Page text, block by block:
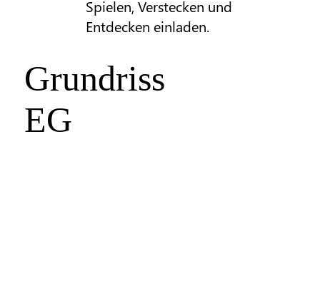
Spielen, Verstecken und
Entdecken einladen.
Grundriss
EG